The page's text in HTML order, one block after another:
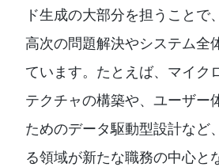
ド生成の大部分を担うことで
高次の問題解決やシステム全
ています。たとえば、マイク
テクチャの構築や、ユーザー
ためのデータ駆動型設計など
る領域が新たな職務の中心と